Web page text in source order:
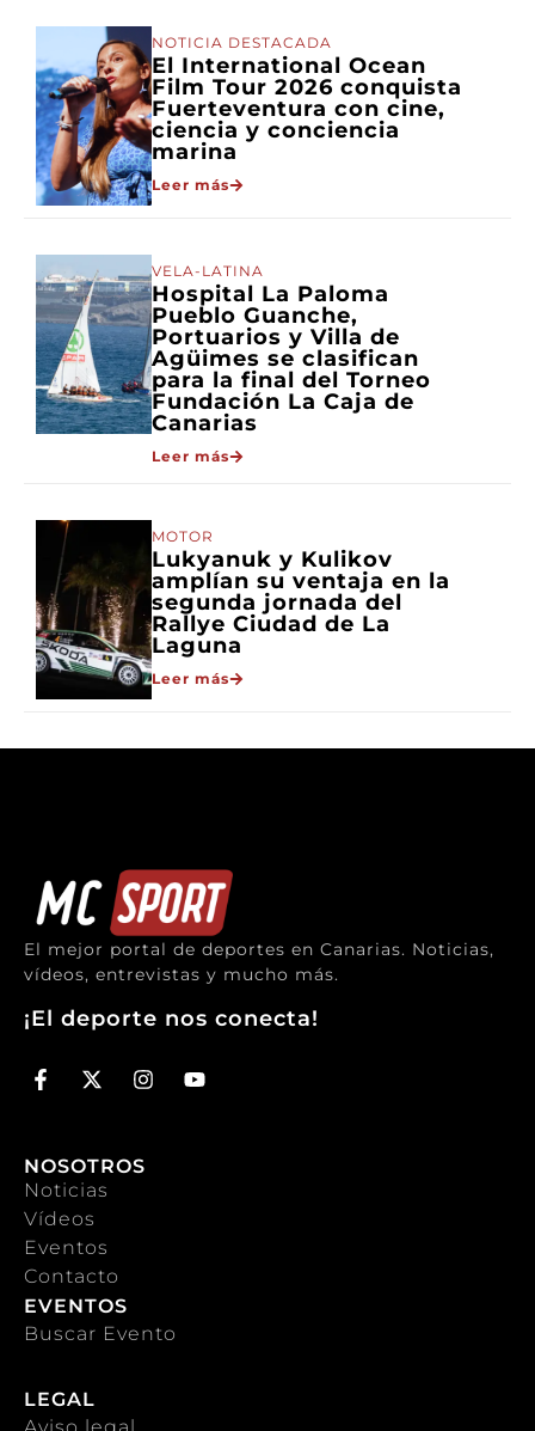
NOTICIA DESTACADA
El International Ocean
Film Tour 2026 conquista
Fuerteventura con cine,
ciencia y conciencia
marina
Leer más
VELA-LATINA
Hospital La Paloma
Pueblo Guanche,
Portuarios y Villa de
Agüimes se clasifican
para la final del Torneo
Fundación La Caja de
Canarias
Leer más
MOTOR
Lukyanuk y Kulikov
amplían su ventaja en la
segunda jornada del
Rallye Ciudad de La
Laguna
Leer más
El mejor portal de deportes en Canarias. Noticias,
vídeos, entrevistas y mucho más.
¡El deporte nos conecta!
NOSOTROS
Noticias
Vídeos
Eventos
Contacto
EVENTOS
Buscar Evento
LEGAL